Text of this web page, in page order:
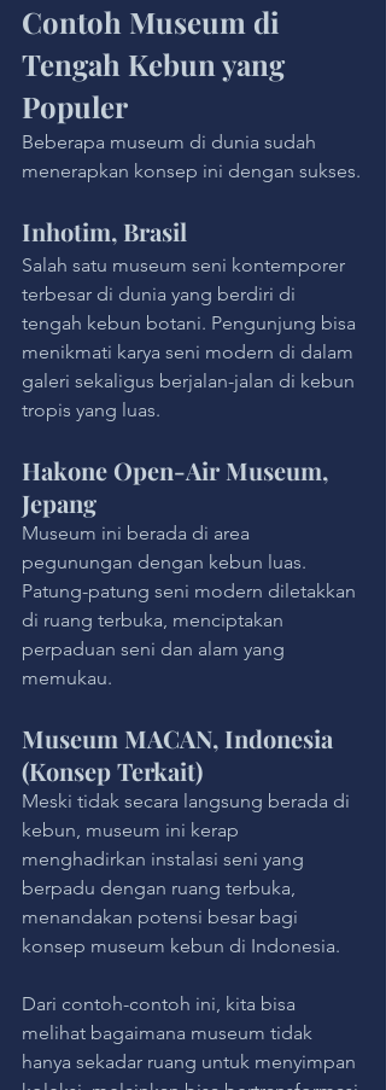
Contoh Museum di
Tengah Kebun yang
Populer
Beberapa museum di dunia sudah
menerapkan konsep ini dengan sukses.
Inhotim, Brasil
Salah satu museum seni kontemporer
terbesar di dunia yang berdiri di
tengah kebun botani. Pengunjung bisa
menikmati karya seni modern di dalam
galeri sekaligus berjalan-jalan di kebun
tropis yang luas.
Hakone Open-Air Museum,
Jepang
Museum ini berada di area
pegunungan dengan kebun luas.
Patung-patung seni modern diletakkan
di ruang terbuka, menciptakan
perpaduan seni dan alam yang
memukau.
Museum MACAN, Indonesia
(Konsep Terkait)
Meski tidak secara langsung berada di
kebun, museum ini kerap
menghadirkan instalasi seni yang
berpadu dengan ruang terbuka,
menandakan potensi besar bagi
konsep museum kebun di Indonesia.
Dari contoh-contoh ini, kita bisa
melihat bagaimana museum tidak
hanya sekadar ruang untuk menyimpan